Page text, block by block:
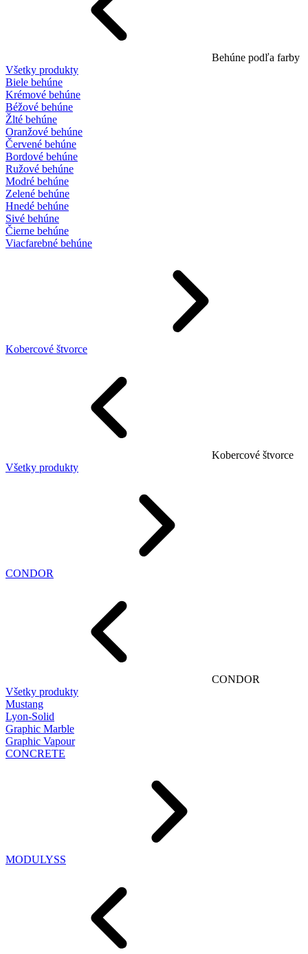
Behúne podľa farby
Všetky produkty
Biele behúne
Krémové behúne
Béžové behúne
Žlté behúne
Oranžové behúne
Červené behúne
Bordové behúne
Ružové behúne
Modré behúne
Zelené behúne
Hnedé behúne
Sivé behúne
Čierne behúne
Viacfarebné behúne
Kobercové štvorce
Kobercové štvorce
Všetky produkty
CONDOR
CONDOR
Všetky produkty
Mustang
Lyon-Solid
Graphic Marble
Graphic Vapour
CONCRETE
MODULYSS